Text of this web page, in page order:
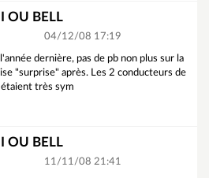
OU BELL
04/12/08 17:19
dernière, pas de pb non plus sur la
"surprise" après. Les 2 conducteurs de
très sym
OU BELL
11/11/08 21:41